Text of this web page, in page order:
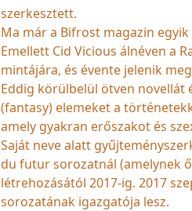
szerkesztett.
Ma már a Bifrost magazin
Emellett Cid Vicious álnéven a
mintájára, és évente jelenik
Eddig körülbelül ötven novellát
(fantasy) elemeket a
amely gyakran erőszakot és
Saját neve alatt
du futur sorozatnál (amelynek
létrehozásától 2017-ig. 2017
sorozatának igazgatója lesz.